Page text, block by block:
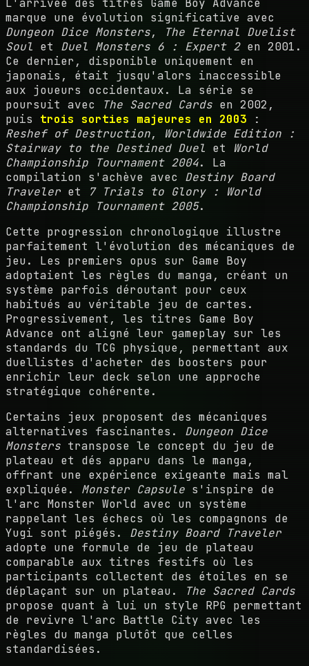
L'arrivée des titres Game Boy Advance
marque une évolution significative avec
Dungeon Dice Monsters,
The Eternal Duelist
Soul et Duel Monsters 6 : Expert 2en 2001.
Ce dernier, disponible uniquement en
japonais, était jusqu'alors inaccessible
aux joueurs occidentaux. La série se
poursuit avec
The Sacred Cards en 2002,
puis trois sorties majeures en 2003 :
Reshef of Destruction, Worldwide Edition :
Stairway to the Destined Duel et World
Championship Tournament 2004. La
compilation s'achève avec Destiny Board
Traveler et
7 Trials to Glory : World
Championship Tournament 2005.
Cette progression chronologique illustre
parfaitement l'évolution des mécaniques de
jeu. Les premiers opus sur Game Boy
adoptaient les règles du manga, créant un
système parfois déroutant pour ceux
habitués au véritable jeu de cartes.
Progressivement, les titres Game Boy
Advance ont aligné leur gameplay sur les
standards du TCG physique, permettant aux
duellistes d'acheter des boosters pour
enrichir leur deck selon une approche
stratégique cohérente.
Certains jeux proposent des mécaniques
alternatives fascinantes. Dungeon Dice
Monsters transpose le concept du jeu de
plateau et dés apparu dans le manga,
offrant une expérience exigeante mais mal
expliquée. Monster Capsule s'inspire de
l'arc Monster World avec un système
rappelant les échecs où les compagnons de
Yugi sont piégés. Destiny Board Traveler
adopte une formule de jeu de plateau
comparable aux titres festifs où les
participants collectent des étoiles en se
déplaçant sur un plateau.
The Sacred Cards
propose quant à lui un style RPG permettant
de revivre l'arc Battle City avec les
règles du manga plutôt que celles
standardisées.